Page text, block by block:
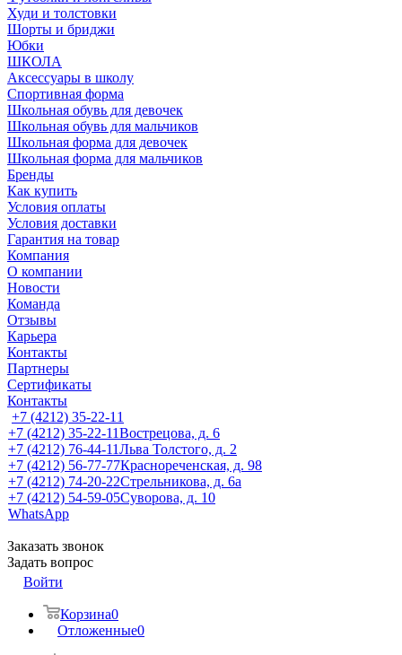
Худи и толстовки
Шорты и бриджи
Юбки
ШКОЛА
Аксессуары в школу
Спортивная форма
Школьная обувь для девочек
Школьная обувь для мальчиков
Школьная форма для девочек
Школьная форма для мальчиков
Бренды
Как купить
Условия оплаты
Условия доставки
Гарантия на товар
Компания
О компании
Новости
Команда
Отзывы
Карьера
Контакты
Партнеры
Сертификаты
Контакты
+7 (4212) 35-22-11
+7 (4212) 35-22-11Вострецова, д. 6
+7 (4212) 76-44-11Льва Толстого, д. 2
+7 (4212) 56-77-77Краснореченская, д. 98
+7 (4212) 74-20-22Стрельникова, д. 6а
+7 (4212) 54-59-05Суворова, д. 10
WhatsApp
Заказать звонок
Задать вопрос
Войти
Корзина0
Отложенные0